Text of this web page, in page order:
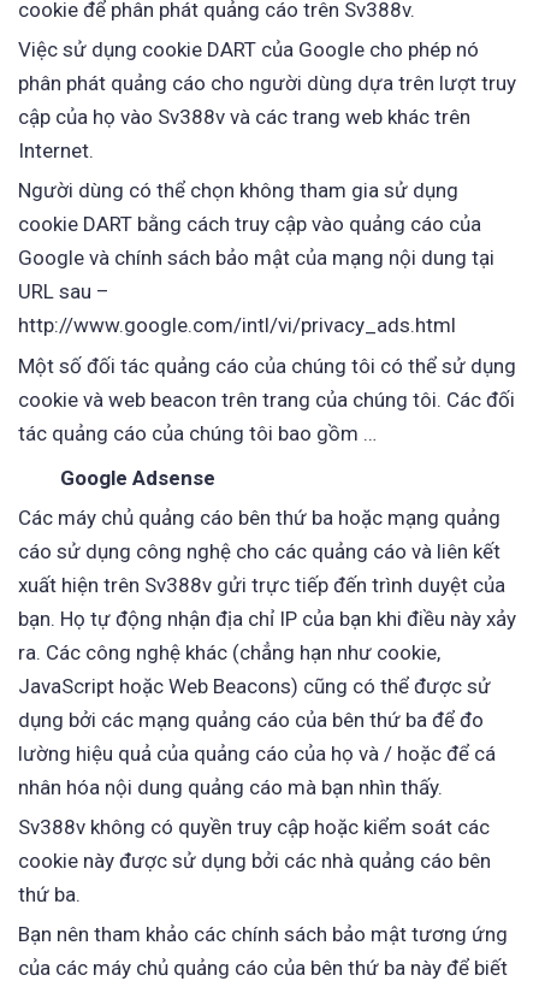
cookie để phân phát quảng cáo trên Sv388v.
Việc sử dụng cookie DART của Google cho phép nó
phân phát quảng cáo cho người dùng dựa trên lượt truy
cập của họ vào Sv388v và các trang web khác trên
Internet.
Người dùng có thể chọn không tham gia sử dụng
cookie DART bằng cách truy cập vào quảng cáo của
Google và chính sách bảo mật của mạng nội dung tại
URL sau –
http://www.google.com/intl/vi/privacy_ads.html
Một số đối tác quảng cáo của chúng tôi có thể sử dụng
cookie và web beacon trên trang của chúng tôi. Các đối
tác quảng cáo của chúng tôi bao gồm …
Google Adsense
Các máy chủ quảng cáo bên thứ ba hoặc mạng quảng
cáo sử dụng công nghệ cho các quảng cáo và liên kết
xuất hiện trên Sv388v gửi trực tiếp đến trình duyệt của
bạn. Họ tự động nhận địa chỉ IP của bạn khi điều này xảy
ra. Các công nghệ khác (chẳng hạn như cookie,
JavaScript hoặc Web Beacons) cũng có thể được sử
dụng bởi các mạng quảng cáo của bên thứ ba để đo
lường hiệu quả của quảng cáo của họ và / hoặc để cá
nhân hóa nội dung quảng cáo mà bạn nhìn thấy.
Sv388v không có quyền truy cập hoặc kiểm soát các
cookie này được sử dụng bởi các nhà quảng cáo bên
thứ ba.
Bạn nên tham khảo các chính sách bảo mật tương ứng
của các máy chủ quảng cáo của bên thứ ba này để biết